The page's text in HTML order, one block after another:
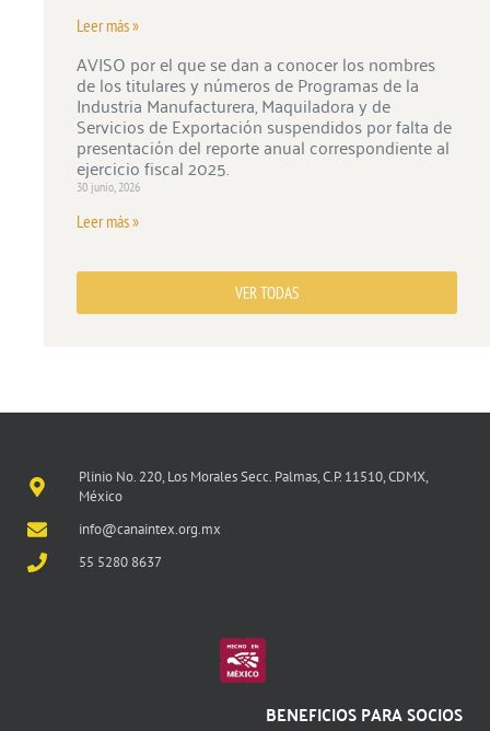
Leer más »
AVISO por el que se dan a conocer los nombres
de los titulares y números de Programas de la
Industria Manufacturera, Maquiladora y de
Servicios de Exportación suspendidos por falta de
presentación del reporte anual correspondiente al
ejercicio fiscal 2025.
30 junio, 2026
Leer más »
VER TODAS
Plinio No. 220, Los Morales Secc. Palmas, C.P. 11510, CDMX,
México
info@canaintex.org.mx
55 5280 8637
BENEFICIOS PARA SOCIOS